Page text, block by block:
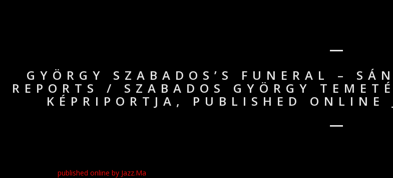
GYÖRGY SZABADOS’S FUNERAL –
REPORTS / SZABADOS GYÖRGY
KÉPRIPORTJA, PUBLISHED
published online by Jazz.Ma